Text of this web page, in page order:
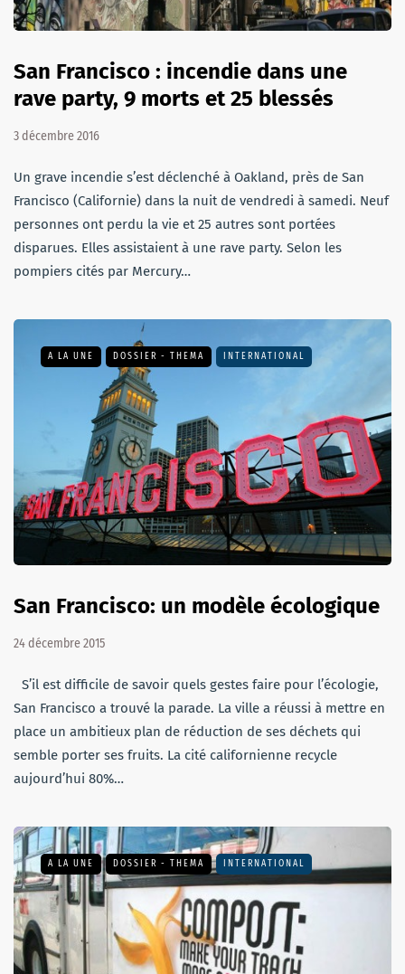
San Francisco : incendie dans une
rave party, 9 morts et 25 blessés
3 décembre 2016
Un grave incendie s’est déclenché à Oakland, près de San
Francisco (Californie) dans la nuit de vendredi à samedi. Neuf
personnes ont perdu la vie et 25 autres sont portées
disparues. Elles assistaient à une rave party. Selon les
pompiers cités par Mercury…
A LA UNE DOSSIER - THEMA INTERNATIONAL
San Francisco: un modèle écologique
24 décembre 2015
S’il est difficile de savoir quels gestes faire pour l’écologie,
San Francisco a trouvé la parade. La ville a réussi à mettre en
place un ambitieux plan de réduction de ses déchets qui
semble porter ses fruits. La cité californienne recycle
aujourd’hui 80%…
A LA UNE DOSSIER - THEMA INTERNATIONAL